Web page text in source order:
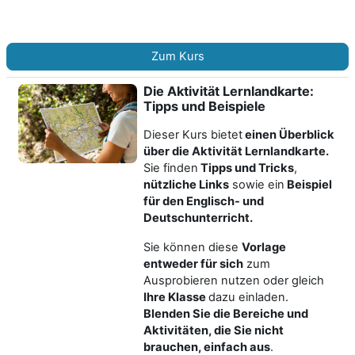
Zum Kurs
Die Aktivität Lernlandkarte:
Tipps und Beispiele
Dieser Kurs bieteteinen Überblick
über die Aktivität Lernlandkarte.
Sie finden Tipps und Tricks,
nützliche Links sowie ein Beispiel
für den Englisch- und
Deutschunterricht.
Sie können diese Vorlage
entweder für sich zum
Ausprobieren nutzen oder gleich
Ihre Klassedazu einladen.
Blenden Sie die Bereiche und
Aktivitäten, die Sie nicht
brauchen, einfach aus.